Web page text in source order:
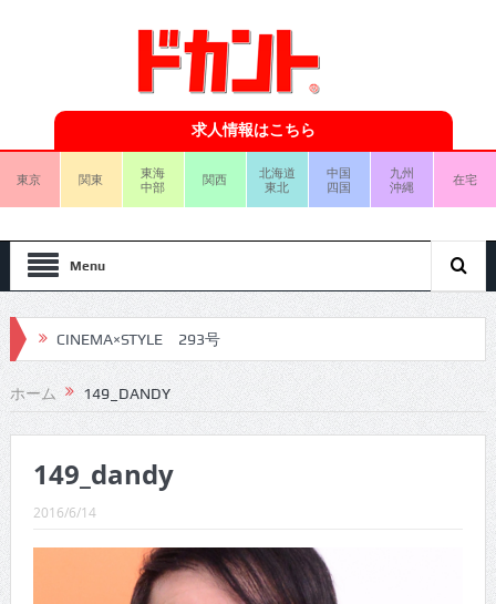
求人情報はこちら
東京 関東
東海
中部
関西
北海道
東北
中国
四国
九州
沖縄
在宅
Menu
CINEMA×STYLE 293号
CINEMA×STYLE 292号
CINEMA×STYLE 291号
CINEMA×STYLE 290号
CINEMA×STYLE 289号
CINEMA×STYLE 288号
CINEMA×STYLE 287号
ホーム 149_DANDY
149_dandy
2016/6/14